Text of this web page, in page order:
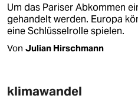
Um das Pariser Abkommen
gehandelt werden. Europa
eine Schlüsselrolle spielen.
Von Julian Hirschmann
klimawandel